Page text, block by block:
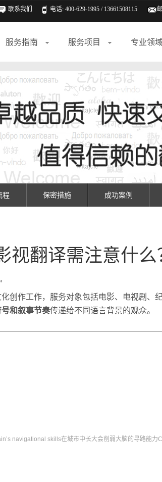
联系我们 电话: 400-629-1995 / 13661508115
服务指南 服务项目 专业领
程 保密措施 成功案例
视翻译需注意什么
创作工作，服务对象包括电影、电视剧、
和叙事节奏传递给不同语言背景的观众。
navigational skills在城市中长大会削弱大脑的寻路能力